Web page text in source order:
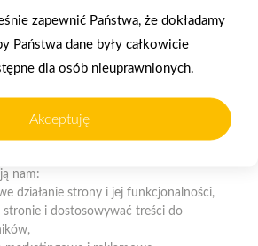
320 Strzelno (parking, plac składowy,
- wjazd od ul. Michelsona 19)
zapewnić Państwa, że dokładamy
Państwa dane były całkowicie
dla osób nieuprawnionych.
Akceptuję
tablecie, smartfonie) podczas
internetowej. Pliki te mogą być
narzędzi analitycznych.
pliki cookies?
nam:
działanie strony i jej funkcjonalności,
stronie i dostosowywać treści do